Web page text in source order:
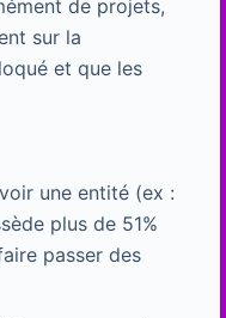
de projets,
sur la
et que les
une entité (ex :
plus de 51%
passer des